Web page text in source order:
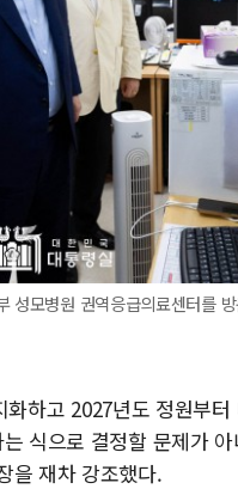
성모병원 권역응급의료센터를
하고 2027년도 정원부
식으로 결정할 문제가
을 재차 강조했다.